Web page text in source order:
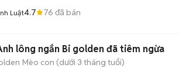
Luật4.7 76 đã bán
lông ngắn Bi golden đã tiêm ngừa
Mèo con (dưới 3 tháng tuổi)